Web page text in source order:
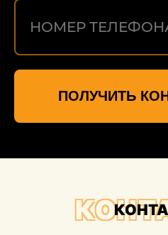
ПОЛУЧИТЬ